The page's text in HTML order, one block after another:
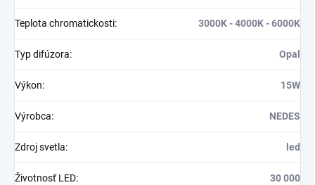
Teplota chromatickosti: 3000K - 4000K - 6000K
Typ difúzora: Opal
Výkon: 15W
Výrobca: NEDES
Zdroj svetla: led
Životnosť LED: 30 000